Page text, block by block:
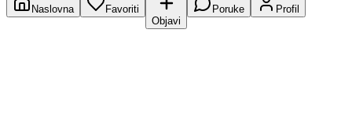
Naslovna
Favoriti
Objavi
Poruke Profil